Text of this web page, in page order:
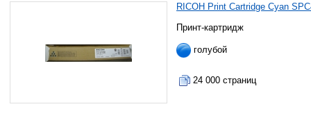
RICOH Print Cartridge Cyan
Принт-картридж
голубой
24 000 страниц